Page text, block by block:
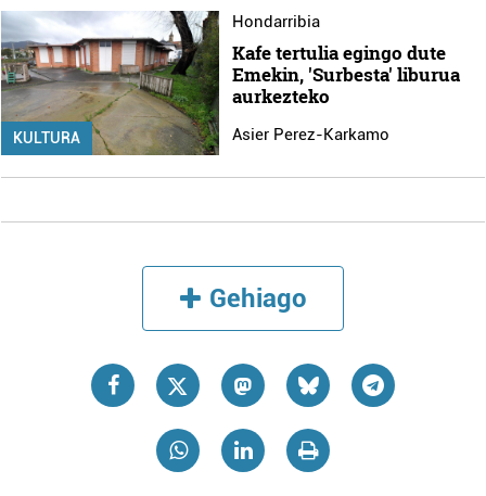
KULTURA
Hondarribia
Kafe tertulia egingo dute
Emekin, 'Surbesta' liburua
aurkezteko
Asier Perez-Karkamo
Gehiago